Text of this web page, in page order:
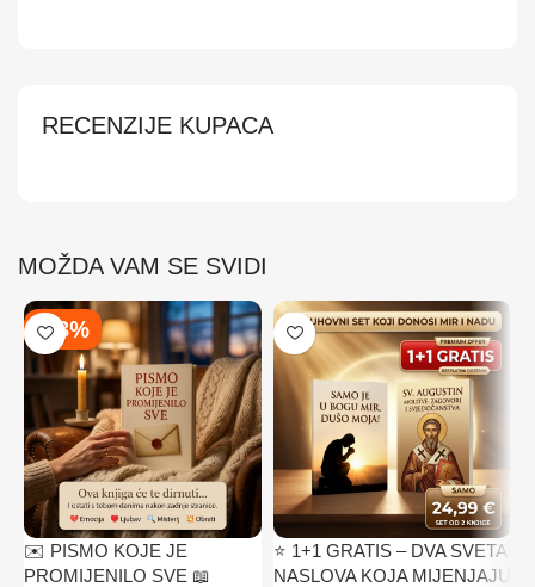
RECENZIJE KUPACA
MOŽDA VAM SE SVIDI
-43%
✉️ PISMO KOJE JE
PROMIJENILO SVE 📖
⭐ 1+1 GRATIS – DVA SVETA
NASLOVA KOJA MIJENJAJU